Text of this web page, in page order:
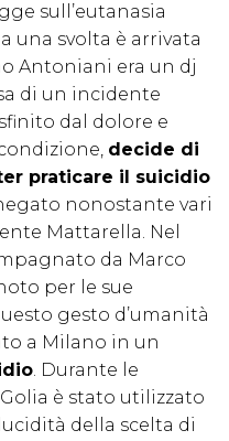
sull’eutanasia
una svolta è arrivata
Antoniani era un dj
di un incidente
dal dolore e
decide di
praticare il suicidio
nonostante vari
Mattarella. Nel
da Marco
per le sue
gesto d’umanità
a Milano in un
. Durante le
è stato utilizzato
della scelta di